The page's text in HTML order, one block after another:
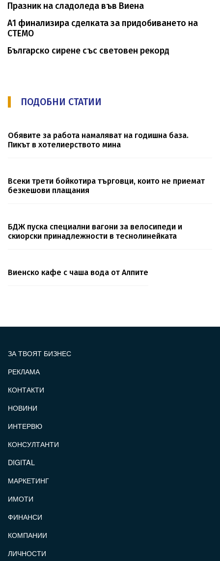
Празник на сладоледа във Виена
А1 финализира сделката за придобиването на
СТЕМО
Българско сирене със световен рекорд
ПОДОБНИ СТАТИИ
Обявите за работа намаляват на годишна база.
Пикът в хотелиерството мина
Всеки трети бойкотира търговци, които не приемат
безкешови плащания
БДЖ пуска специални вагони за велосипеди и
скиорски принадлежности в теснолинейката
Виенско кафе с чаша вода от Алпите
ЗА ТВОЯТ БИЗНЕС
РЕКЛАМА
КОНТАКТИ
НОВИНИ
ИНТЕРВЮ
КОНСУЛТАНТИ
DIGITAL
МАРКЕТИНГ
ИМОТИ
ФИНАНСИ
КОМПАНИИ
ЛИЧНОСТИ